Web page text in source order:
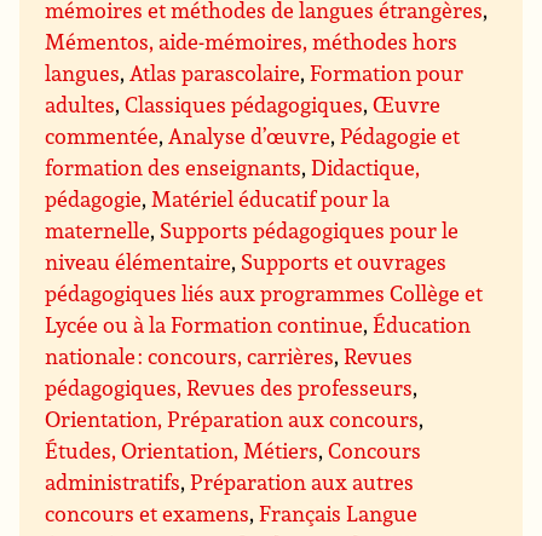
mémoires et méthodes de langues étrangères,
Mémentos, aide-mémoires, méthodes hors
langues, Atlas parascolaire,Formation pour
adultes,Classiques pédagogiques,Œuvre
commentée, Analyse d’œuvre,Pédagogie et
formation des enseignants,Didactique,
pédagogie, Matériel éducatif pour la
maternelle, Supports pédagogiques pour le
niveau élémentaire, Supports et ouvrages
pédagogiques liés aux programmes Collège et
Lycée ou à la Formation continue,Éducation
nationale : concours, carrières,Revues
pédagogiques, Revues des professeurs,
Orientation, Préparation aux concours,
Études, Orientation, Métiers,Concours
administratifs,Préparation aux autres
concours et examens,Français Langue